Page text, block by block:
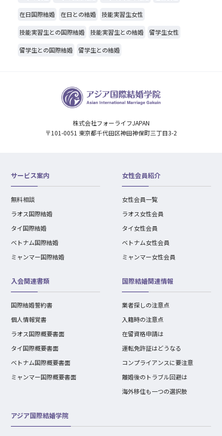
在日国際結婚 在日との結婚 技能実習生女性
技能実習生との国際結婚 技能実習生との結婚 留学生女性
留学生との国際結婚 留学生との結婚
株式会社フォーライフJAPAN
〒101-0051 東京都千代田区神田神保町三丁目3-2
サービス案内
無料相談
ラオス国際結婚
タイ国際結婚
ベトナム国際結婚
ミャンマー国際結婚
女性会員紹介
女性会員一覧
ラオス女性会員
タイ女性会員
ベトナム女性会員
ミャンマー女性会員
入会関連書類
国際結婚誓約書
個人情報覚書
ラオス国際概要書面
タイ国際概要書面
ベトナム国際概要書面
ミャンマー国際概要書面
国際結婚関連情報
業者探しの注意点
入籍時の注意点
在留資格申請は
運転免許証はどうなる
コンプライアンスに要注意
離婚後のトラブル回避は
海外移住も一つの選択肢
アジア国際結婚学院